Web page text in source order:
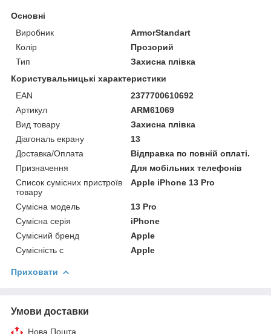
Основні
Виробник
ArmorStandart
Колір
Прозорий
Тип
Захисна плівка
Користувальницькі характеристики
EAN
2377700610692
Артикул
ARM61069
Вид товару
Захисна плівка
Діагональ екрану
13
Доставка/Оплата
Відправка по повній оплаті.
Призначення
Для мобільних телефонів
Список сумісних пристроїв
товару
Apple iPhone 13 Pro
Сумісна модель
13 Pro
Сумісна серія
iPhone
Сумісний бренд
Apple
Сумісність с
Apple
Приховати
Умови доставки
Нова Пошта